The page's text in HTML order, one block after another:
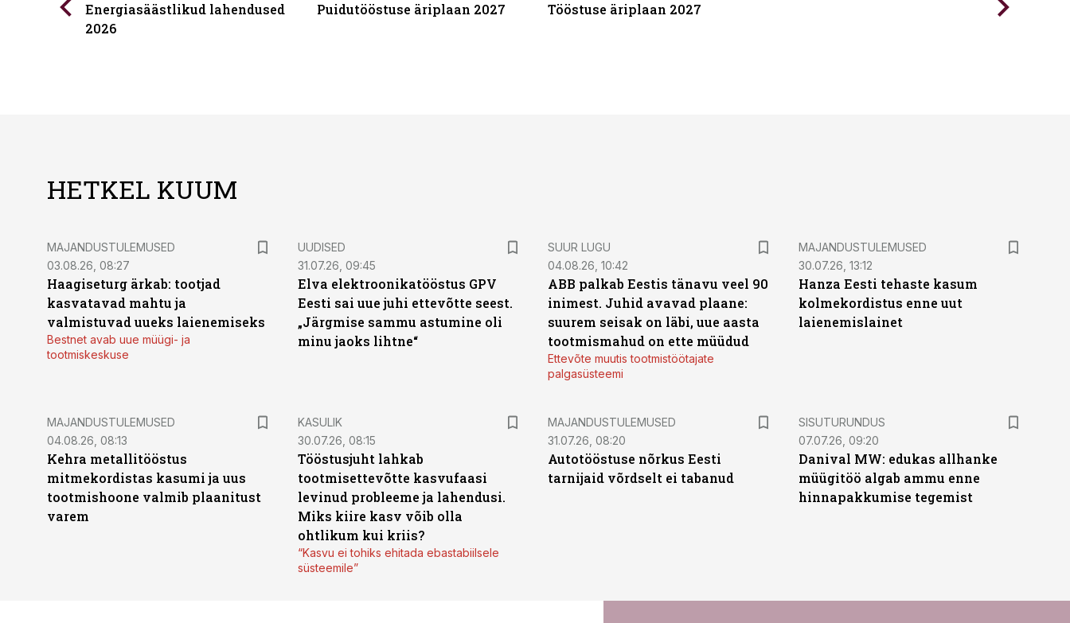
Energiasäästlikud lahendused
2026
Puidutööstuse äriplaan 2027 Tööstuse äriplaan 2027
HETKEL KUUM
MAJANDUSTULEMUSED
03.08.26, 08:27
Haagiseturg ärkab: tootjad
kasvatavad mahtu ja
valmistuvad uueks laienemiseks
Bestnet avab uue müügi- ja
tootmiskeskuse
UUDISED
31.07.26, 09:45
Elva elektroonikatööstus GPV
Eesti sai uue juhi ettevõtte seest.
„Järgmise sammu astumine oli
minu jaoks lihtne“
SUUR LUGU
04.08.26, 10:42
ABB palkab Eestis tänavu veel 90
inimest. Juhid avavad plaane:
suurem seisak on läbi, uue aasta
tootmismahud on ette müüdud
Ettevõte muutis tootmistöötajate
palgasüsteemi
MAJANDUSTULEMUSED
30.07.26, 13:12
Hanza Eesti tehaste kasum
kolmekordistus enne uut
laienemislainet
MAJANDUSTULEMUSED
04.08.26, 08:13
Kehra metallitööstus
mitmekordistas kasumi ja uus
tootmishoone valmib plaanitust
varem
KASULIK
30.07.26, 08:15
Tööstusjuht lahkab
tootmisettevõtte kasvufaasi
levinud probleeme ja lahendusi.
Miks kiire kasv võib olla
ohtlikum kui kriis?
“Kasvu ei tohiks ehitada ebastabiilsele
süsteemile”
MAJANDUSTULEMUSED
31.07.26, 08:20
Autotööstuse nõrkus Eesti
tarnijaid võrdselt ei tabanud
ST
SISUTURUNDUS
07.07.26, 09:20
Danival MW: edukas allhanke
müügitöö algab ammu enne
hinnapakkumise tegemist